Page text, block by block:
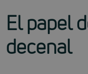
El papel
decenal